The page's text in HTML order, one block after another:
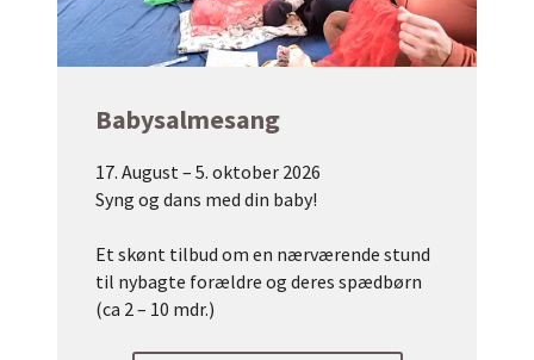
Babysalmesang
17. August – 5. oktober 2026
Syng og dans med din baby!
Et skønt tilbud om en nærværende stund
til nybagte forældre og deres spædbørn
(ca 2 – 10 mdr.)